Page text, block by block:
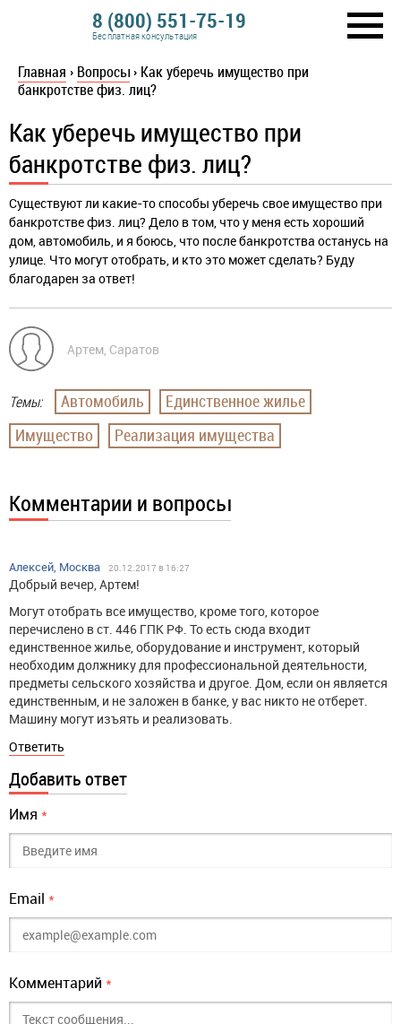
8 (800) 551-75-19
Бесплатная консультация
Главная › Вопросы › Как уберечь имущество при
банкротстве физ. лиц?
Как уберечь имущество при
банкротстве физ. лиц?
Существуют ли какие-то способы уберечь свое имущество при
банкротстве физ. лиц? Дело в том, что у меня есть хороший
дом, автомобиль, и я боюсь, что после банкротства останусь на
улице. Что могут отобрать, и кто это может сделать? Буду
благодарен за ответ!
Артем, Саратов
Темы: Автомобиль
Единственное жилье
Имущество
Реализация имущества
Комментарии и вопросы
Алексей, Москва 20.12.2017 в 16:27
Добрый вечер, Артем!
Могут отобрать все имущество, кроме того, которое
перечислено в ст. 446 ГПК РФ. То есть сюда входит
единственное жилье, оборудование и инструмент, который
необходим должнику для профессиональной деятельности,
предметы сельского хозяйства и другое. Дом, если он является
единственным, и не заложен в банке, у вас никто не отберет.
Машину могут изъять и реализовать.
Ответить
Добавить ответ
Имя *
Email *
Комментарий *